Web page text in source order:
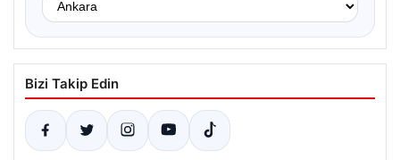
Bizi Takip Edin